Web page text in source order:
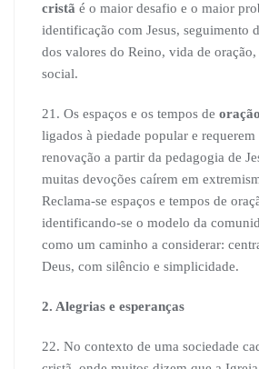
cristã é o maior desafio e o maior
identificação com Jesus, seguimento
dos valores do Reino, vida de
social.
21. Os espaços e os tempos de oração
ligados à piedade popular e
renovação a partir da pedagogia de
muitas devoções caírem em
Reclama-se espaços e tempos de
identificando-se o modelo da
como um caminho a considerar:
Deus, com silêncio e simplicidade.
2. Alegrias e esperanças
22. No contexto de uma sociedade